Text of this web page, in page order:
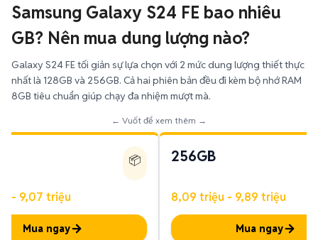
Samsung Galaxy S24 FE bao nhiêu
GB? Nên mua dung lượng nào?
Galaxy S24 FE tối giản sự lựa chọn với 2 mức dung lượng thiết thực
nhất là 128GB và 256GB. Cả hai phiên bản đều đi kèm bộ nhớ RAM
8GB tiêu chuẩn giúp chạy đa nhiệm mượt mà.
← Vuốt để xem thêm →
📦
- 9,07 triệu
Mua ngay
256GB
8,09 triệu - 9,89 triệu
Mua ngay